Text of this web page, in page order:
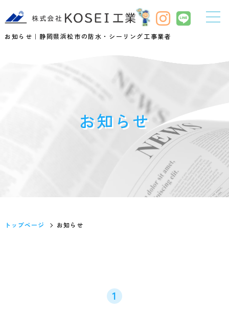
お知らせ｜静岡県浜松市の防水・シーリング工事業者
お知らせ
トップページ お知らせ
1